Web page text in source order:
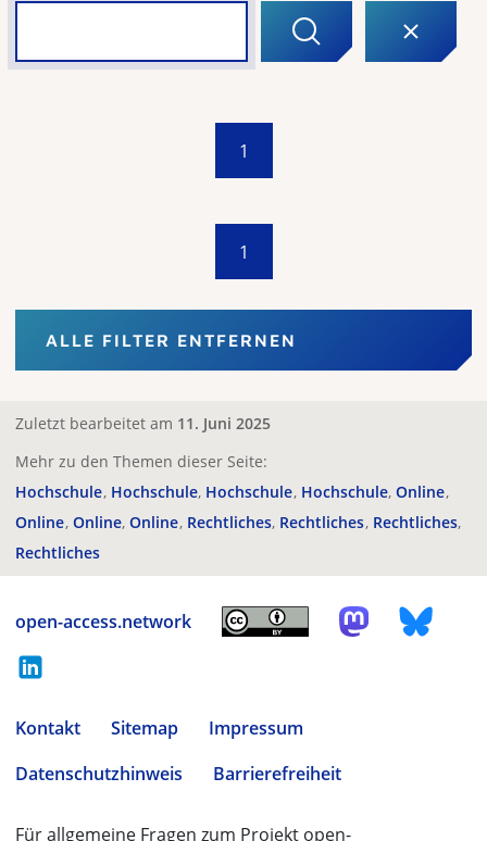
1
1
ALLE FILTER ENTFERNEN
Zuletzt bearbeitet am 11. Juni 2025
Mehr zu den Themen dieser Seite:
Hochschule Hochschule Hochschule Hochschule Online
Online Online Online Rechtliches Rechtliches Rechtliches
Rechtliches
open-access.network
Kontakt Sitemap
Impressum
Datenschutzhinweis
Barrierefreiheit
Für allgemeine Fragen zum Projekt open-